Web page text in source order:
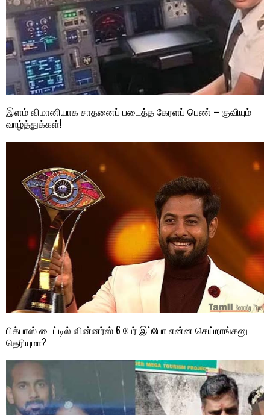
இளம் விமானியாக சாதனைப் படைத்த கேரளப் பெண் – குவியும்
வாழ்த்துக்கள்!
பிக்பாஸ் டைட்டில் வின்னர்ஸ் 6 பேர் இப்போ என்ன செய்றாங்கனு
தெரியுமா?